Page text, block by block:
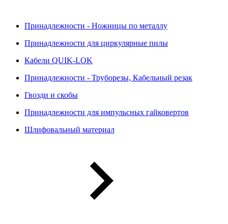
Принадлежности - Ножницы по металлу
Принадлежности для циркулярные пилы
Кабели QUIK-LOK
Принадлежности - Труборезы, Кабельный резак
Гвозди и скобы
Принадлежности для импульсных гайковертов
Шлифовальный материал